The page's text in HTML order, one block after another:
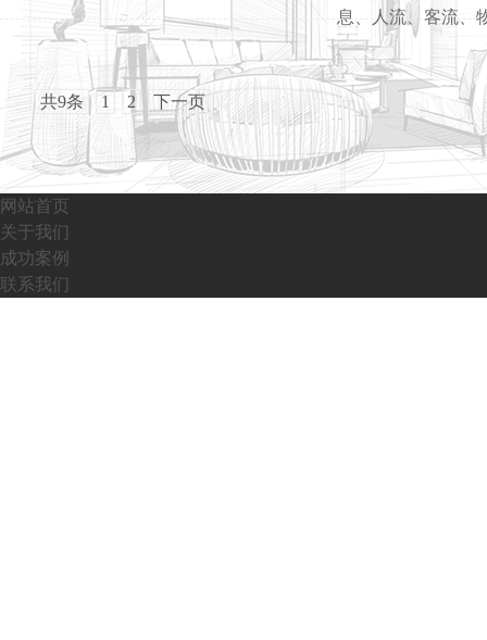
息、人流、客流、
共9条 1 2 下一页
网站首页
关于我们
成功案例
联系我们